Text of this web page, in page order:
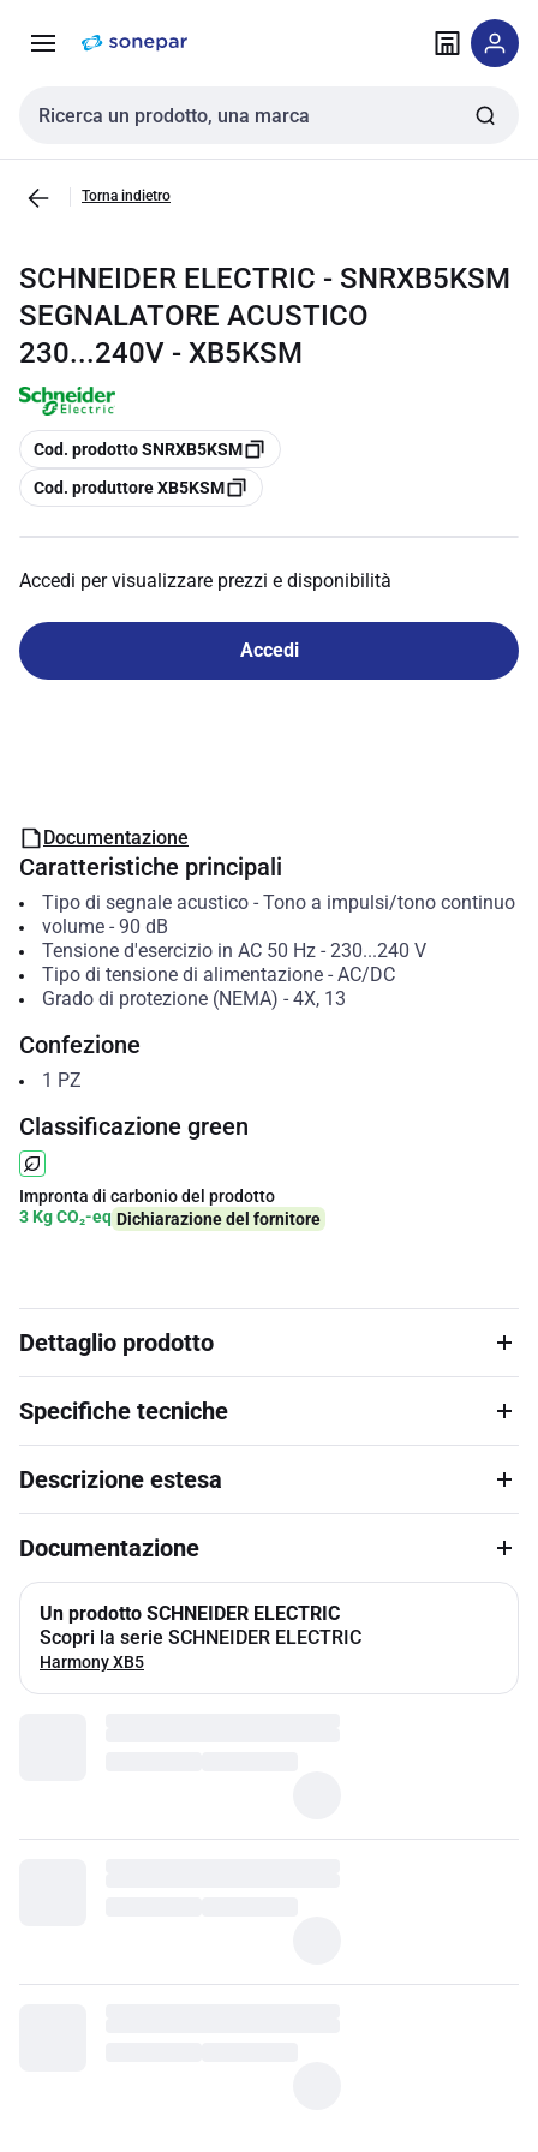
navigazione alla
Cerca input
Torna indietro
SCHNEIDER ELECTRIC - SNRXB5KSM
SEGNALATORE ACUSTICO
230...240V - XB5KSM
copia
Cod. prodotto SNRXB5KSM
copia
Cod. produttore XB5KSM
Accedi per visualizzare prezzi e disponibilità
Accedi
Documentazione
Caratteristiche principali
Tipo di segnale acustico- Tono a impulsi/tono continuo
volume- 90 dB
Tensione d'esercizio in AC 50 Hz- 230...240 V
Tipo di tensione di alimentazione- AC/DC
Grado di protezione (NEMA) - 4X, 13
Confezione
1 PZ
Classificazione green
Impronta di carbonio del prodotto
3 Kg CO₂-eq Dichiarazione del fornitore
Dettaglio prodotto
Specifiche tecniche
Descrizione estesa
Documentazione
Un prodotto SCHNEIDER ELECTRIC
Scopri la serie SCHNEIDER ELECTRIC
Harmony XB5